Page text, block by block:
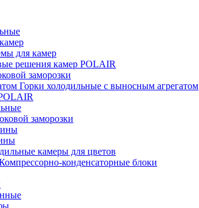
для камер
решения камер POLAIR
заморозки
Горки холодильные с выносным агрегатом
заморозки
камеры для цветов
конденсаторные блоки